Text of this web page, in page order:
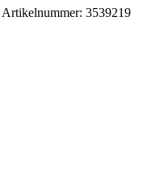
Artikelnummer: 3539219